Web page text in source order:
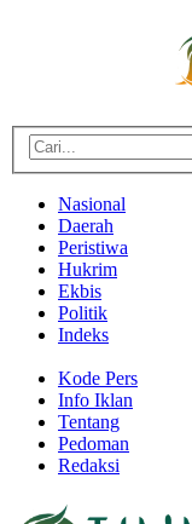
Nasional
Daerah
Peristiwa
Hukrim
Ekbis
Politik
Indeks
Kode Pers
Info Iklan
Tentang
Pedoman
Redaksi